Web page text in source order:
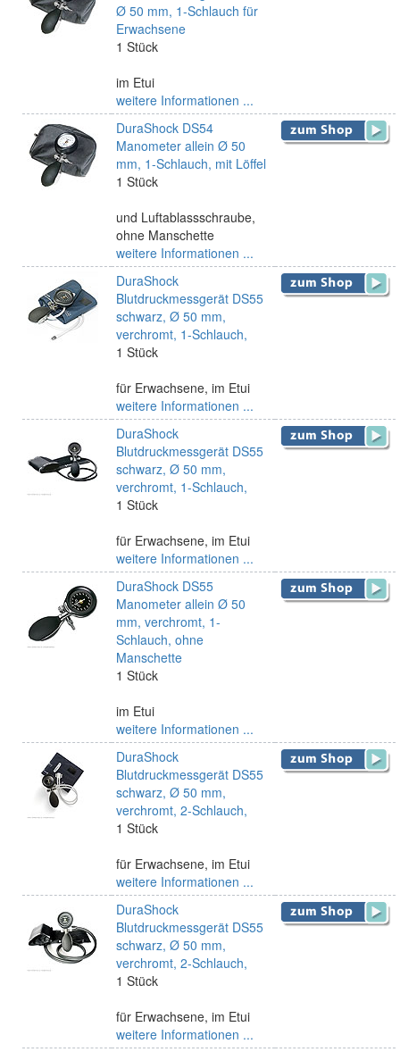
Ø 50 mm, 1-Schlauch für
Erwachsene
1 Stück
im Etui
weitere Informationen ...
DuraShock DS54
Manometer allein Ø 50
mm, 1-Schlauch, mit Löffel
1 Stück
und Luftablassschraube,
ohne Manschette
weitere Informationen ...
DuraShock
Blutdruckmessgerät DS55
schwarz, Ø 50 mm,
verchromt, 1-Schlauch,
1 Stück
für Erwachsene, im Etui
weitere Informationen ...
DuraShock
Blutdruckmessgerät DS55
schwarz, Ø 50 mm,
verchromt, 1-Schlauch,
1 Stück
für Erwachsene, im Etui
weitere Informationen ...
DuraShock DS55
Manometer allein Ø 50
mm, verchromt, 1-
Schlauch, ohne
Manschette
1 Stück
im Etui
weitere Informationen ...
DuraShock
Blutdruckmessgerät DS55
schwarz, Ø 50 mm,
verchromt, 2-Schlauch,
1 Stück
für Erwachsene, im Etui
weitere Informationen ...
DuraShock
Blutdruckmessgerät DS55
schwarz, Ø 50 mm,
verchromt, 2-Schlauch,
1 Stück
für Erwachsene, im Etui
weitere Informationen ...